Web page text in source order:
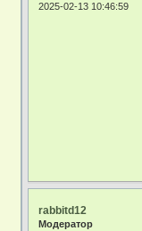
2025-02-13 10:46:59
rabbitd12
Модератор